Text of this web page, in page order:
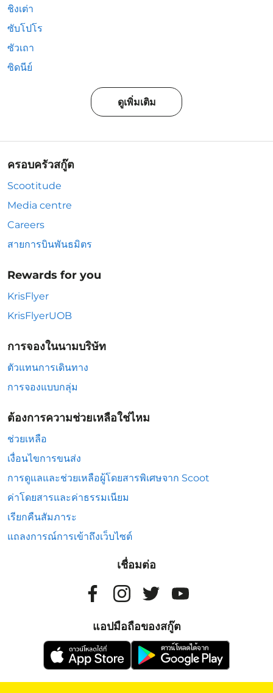
ชิงเต่า
ซับโปโร
ซัวเถา
ซิดนีย์
ดูเพิ่มเติม
ครอบครัวสกู๊ต
Scootitude
Media centre
Careers
สายการบินพันธมิตร
Rewards for you
KrisFlyer
KrisFlyerUOB
การจองในนามบริษัท
ตัวแทนการเดินทาง
การจองแบบกลุ่ม
ต้องการความช่วยเหลือใช่ไหม
ช่วยเหลือ
เงื่อนไขการขนส่ง
การดูแลและช่วยเหลือผู้โดยสารพิเศษจาก Scoot
ค่าโดยสารและค่าธรรมเนียม
เรียกคืนสัมภาระ
แถลงการณ์การเข้าถึงเว็บไซต์
เชื่อมต่อ
แอปมือถือของสกู๊ต